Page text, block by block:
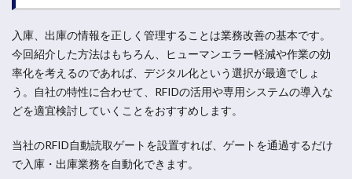
入庫、出庫の情報を正しく管理することは業務改善の基本です。
今回紹介した方法はもちろん、ヒューマンエラー軽減や作業の効
率化を考えるのであれば、デジタル化という選択が最適でしょ
う。自社の特性に合わせて、RFIDの活用や専用システムの導入な
どを適宜検討していくことをおすすめします。
当社のRFID自動読取ゲートを設置すれば、ゲートを通過するだけ
で入庫・出庫業務を自動化できます。